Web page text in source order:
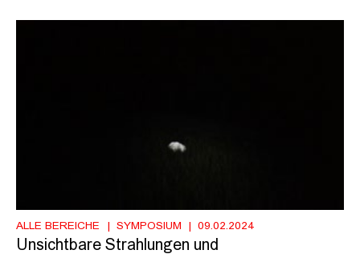
ALLE BEREICHE SYMPOSIUM 09.02.2024
Unsichtbare Strahlungen und